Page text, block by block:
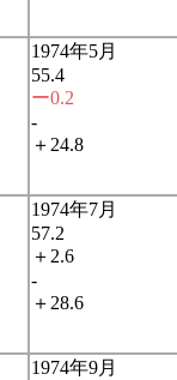
1974年5月
55.4
ー0.2
-
＋24.8
1974年7月
57.2
＋2.6
-
＋28.6
1974年9月